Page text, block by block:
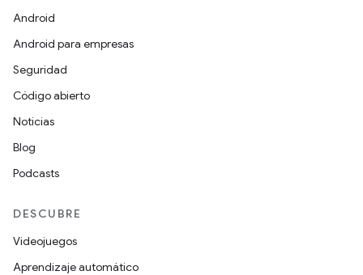
Android
Android para empresas
Seguridad
Código abierto
Noticias
Blog
Podcasts
DESCUBRE
Videojuegos
Aprendizaje automático